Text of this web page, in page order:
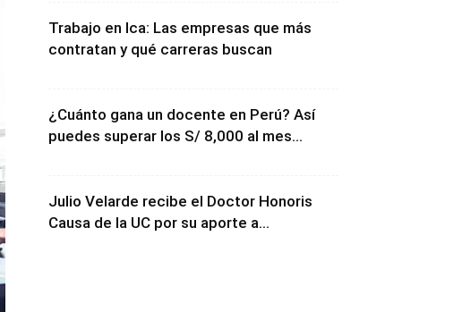
Trabajo en Ica: Las empresas que más
contratan y qué carreras buscan
¿Cuánto gana un docente en Perú? Así
puedes superar los S/ 8,000 al mes...
Julio Velarde recibe el Doctor Honoris
Causa de la UC por su aporte a...